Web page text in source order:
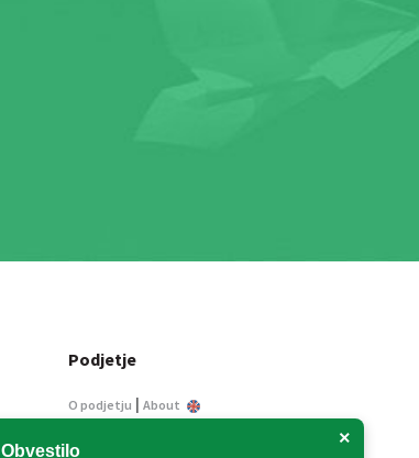
×
Obvestilo
Podjetje
O podjetju | About